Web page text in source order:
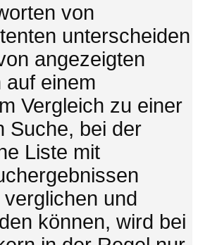
von
unterscheiden
angezeigten
auf einem
Vergleich zu einer
Suche, bei der
Liste mit
und
können, wird bei